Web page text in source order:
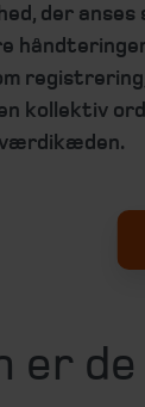
der
kollektiv
er